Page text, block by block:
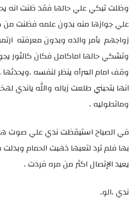
وظلت تبكي علي حالها فقد ظنت انه
علي جوازها منه بدون علمه فظنت من
زواجهم بأمر والده وبدون معرفته
وتشكي حالها اماكامل فكان كالثور
وقف امام المرأه ينظر لنفسه
انها بتحبني طلعت زباله والله ياندي
وماتطوليه .
في الصباح استيقظت ندي علي صوت
بها فلم ترد لتعبها ذهبت الحمام
يعيد الإتصال اكثر من مره فردت .
ندي .الو.